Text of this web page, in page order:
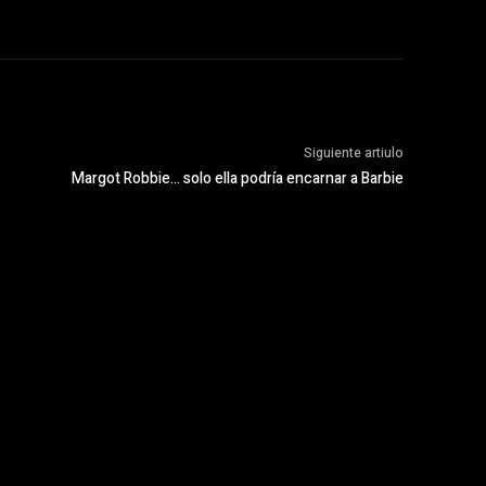
Siguiente artiulo
Margot Robbie… solo ella podría encarnar a Barbie